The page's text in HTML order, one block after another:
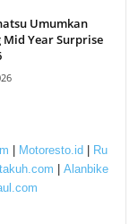
Umumkan
Mid Year Surprise
Motoresto.id
Ru
Alanbike